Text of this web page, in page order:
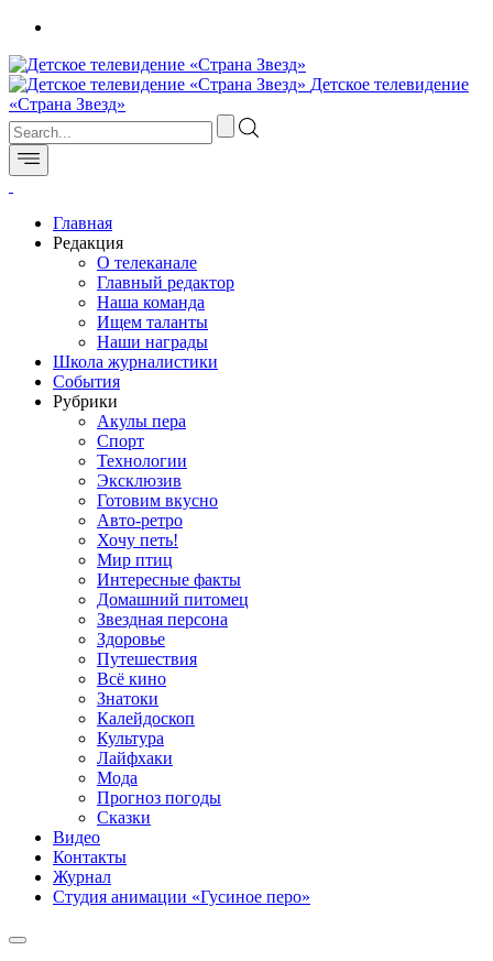
Детское телевидение
«Страна Звезд»
Главная
Редакция
О телеканале
Главный редактор
Наша команда
Ищем таланты
Наши награды
Школа журналистики
События
Рубрики
Акулы пера
Спорт
Технологии
Эксклюзив
Готовим вкусно
Авто-ретро
Хочу петь!
Мир птиц
Интересные факты
Домашний питомец
Звездная персона
Здоровье
Путешествия
Всё кино
Знатоки
Калейдоскоп
Культура
Лайфхаки
Мода
Прогноз погоды
Сказки
Видео
Контакты
Журнал
Студия анимации «Гусиное перо»